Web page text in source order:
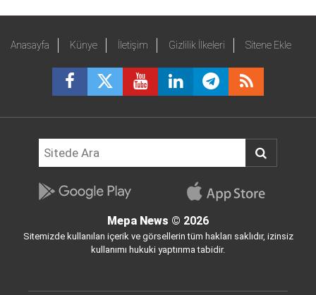
Anasayfa Künye İletişim Gizlilik İlkeleri Sitene Ekle
Mepa News © 2026
Sitemizde kullanılan içerik ve görsellerin tüm hakları saklıdır, izinsiz
kullanımı hukuki yaptırıma tabidir.